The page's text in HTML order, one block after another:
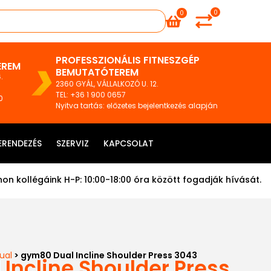
0 0
PROFESSZIONÁLIS FITNESZGÉP
BEMUTATÓTEREM
2360 GYÁL, VÁLLALKOZÓ U. 12.
TEL: +36 1 900 0657
Nyitva tartás: előzetes bejelentkezés alapján
SZERVIZ KAPCSOLAT
kollégáink H-P: 10:00-18:00 óra között fogadják hívását.
> gym80 Dual Incline Shoulder Press 3043